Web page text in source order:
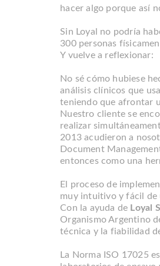
hacer algo porque así
Sin Loyal no podría
300 personas
Y vuelve a reflexionar:
No sé cómo hubiese
análisis clínicos que
teniendo que afrontar
Nuestro cliente se
realizar
2013 acudieron a
Document
entonces como una
El proceso de
muy intuitivo y fácil de
Con la ayuda de Loyal
Organismo Argentino
técnica y la fiabilidad
La Norma ISO 17025